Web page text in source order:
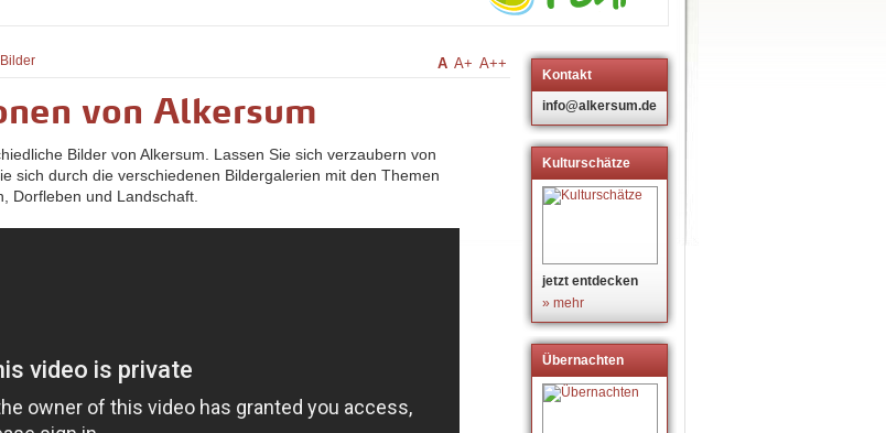
Bilder A A+ A++
von Alkersum
Bilder von Alkersum. Lassen Sie sich verzaubern von
sich durch die verschiedenen Bildergalerien mit den Themen
Dorfleben und Landschaft.
Kontakt
info@alkersum.de
Kulturschätze
jetzt entdecken
» mehr
Übernachten